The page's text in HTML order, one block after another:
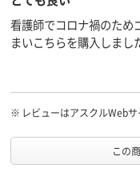
看護師でコロナ禍のため
まいこちらを購入しまし
※ レビューはアスクルWebサ
この